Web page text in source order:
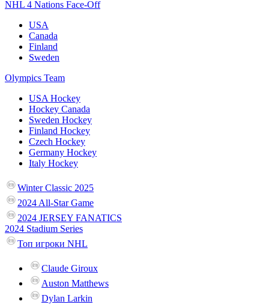
NHL 4 Nations Face-Off
USA
Canada
Finland
Sweden
Olympics Team
USA Hockey
Hockey Canada
Sweden Hockey
Finland Hockey
Czech Hockey
Germany Hockey
Italy Hockey
Winter Classic 2025
2024 All-Star Game
2024 JERSEY FANATICS
2024 Stadium Series
Топ игроки NHL
Claude Giroux
Auston Matthews
Dylan Larkin